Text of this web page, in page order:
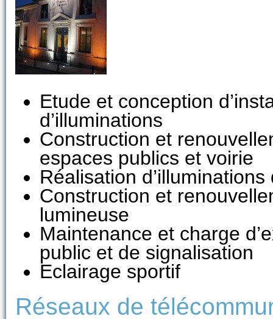
Etude et conception
d’illuminations
Construction et
espaces publics et voirie
Réalisation
Construction et
lumineuse
Maintenance et charge
public et de signalisation
Eclairage sportif
Réseaux de